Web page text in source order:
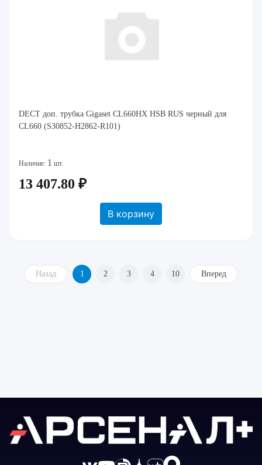
DECT доп. трубка Gigaset CL660HX HSB RUS черный для
CL660 (S30852-H2862-R101)
Наличие: 1 шт.
13 407.80 ₽
В корзину
Назад 1 2 3 4 10 Вперед